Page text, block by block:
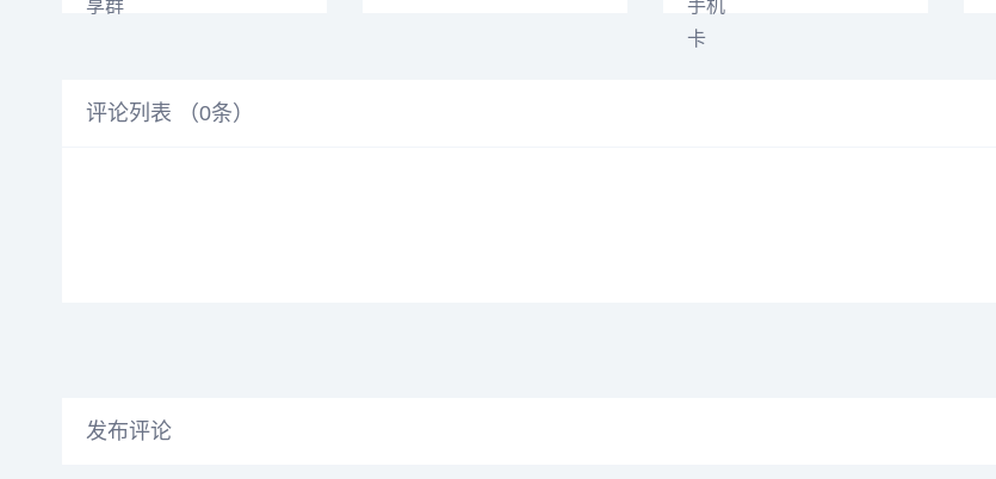
渠道招商， 价格175/张
评论列表 （0条）
发布评论